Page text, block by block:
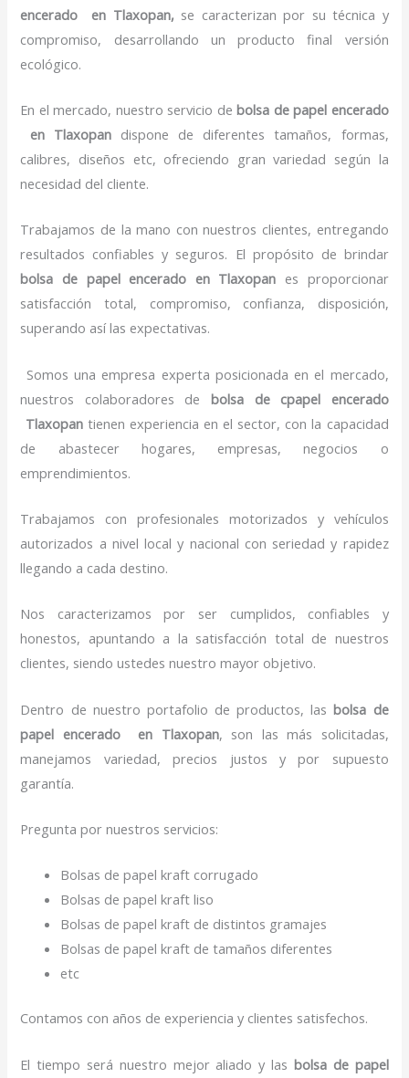
encerado
en Tlaxopan, se caracterizan por su técnica y
compromiso, desarrollando un producto final versión
ecológico.
En el mercado, nuestro servicio debolsa de papel encerado
en Tlaxopan dispone de diferentes tamaños, formas,
calibres, diseños etc, ofreciendo gran variedad según la
necesidad del cliente.
Trabajamos de la mano con nuestros clientes, entregando
resultados confiables y seguros. El propósito de brindar
bolsa de papel encerado en Tlaxopan es proporcionar
satisfacción total, compromiso, confianza, disposición,
superando así las expectativas.
Somos una empresa experta posicionada en el mercado,
nuestros colaboradores de bolsa de cpapel encerado
Tlaxopan tienen experiencia en el sector, con la capacidad
de abastecer hogares, empresas, negocios o
emprendimientos.
Trabajamos con profesionales motorizados y vehículos
autorizados a nivel local y nacional con seriedad y rapidez
llegando a cada destino.
Nos caracterizamos por ser cumplidos, confiables y
honestos, apuntando a la satisfacción total de nuestros
clientes, siendo ustedes nuestro mayor objetivo.
Dentro de nuestro portafolio de productos, lasbolsa de
papel encerado
en Tlaxopan, son las más solicitadas,
manejamos variedad, precios justos y por supuesto
garantía.
Pregunta por nuestros servicios:
Bolsas de papel kraft corrugado
Bolsas de papel kraft liso
Bolsas de papel kraft de distintos gramajes
Bolsas de papel kraft de tamaños diferentes
etc
Contamos con años de experiencia y clientes satisfechos.
El tiempo será nuestro mejor aliado y las bolsa de papel